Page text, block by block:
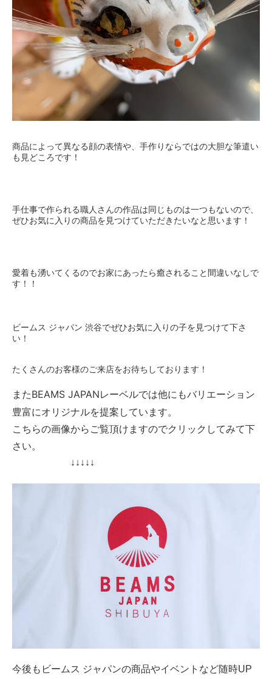
商品によって異なる顔の表情や、手作りならではの大胆な筆遣い
も見どころです！
手仕事で作られる職人さんの作品は同じものは一つもないので、
ぜひお気に入りの商品を見つけていただきたいなと思います！
愛着も湧いてくるのでお家にあったら癒されること間違いなしで
す！！
ビームス ジャパン 渋谷でぜひお気に入りの子を見つけて下さ
い！
たくさんのお客様のご来店をお待ちしております！
またBEAMS JAPANレーベルでは他にもバリエーション
豊富にオリジナルを提案しています。
こちらの画像からご覧頂けますのでクリックしてみて下
さい。
↓↓↓↓↓
今後もビームス ジャパンの商品やイベントなど随時UP